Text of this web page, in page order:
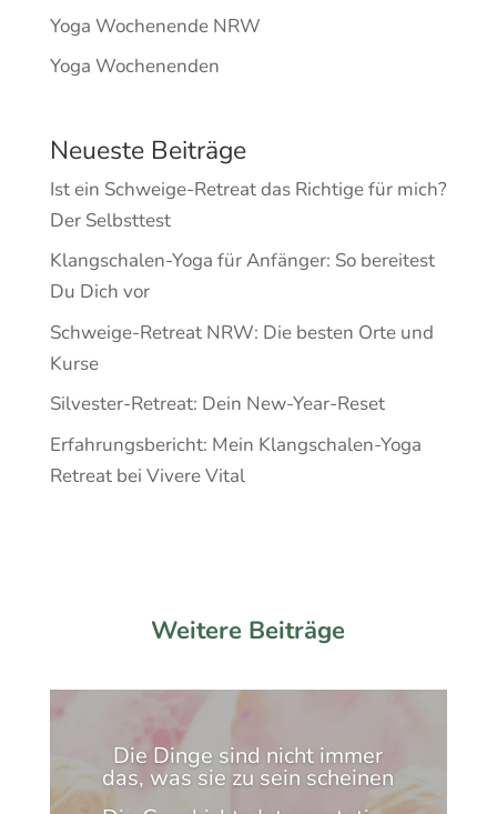
Yoga Wochenende NRW
Yoga Wochenenden
Neueste Beiträge
Ist ein Schweige-Retreat das Richtige für mich?
Der Selbsttest
Klangschalen-Yoga für Anfänger: So bereitest
Du Dich vor
Schweige-Retreat NRW: Die besten Orte und
Kurse
Silvester-Retreat: Dein New-Year-Reset
Erfahrungsbericht: Mein Klangschalen-Yoga
Retreat bei Vivere Vital
Weitere Beiträge
Die Dinge sind nicht immer
das, was sie zu sein scheinen